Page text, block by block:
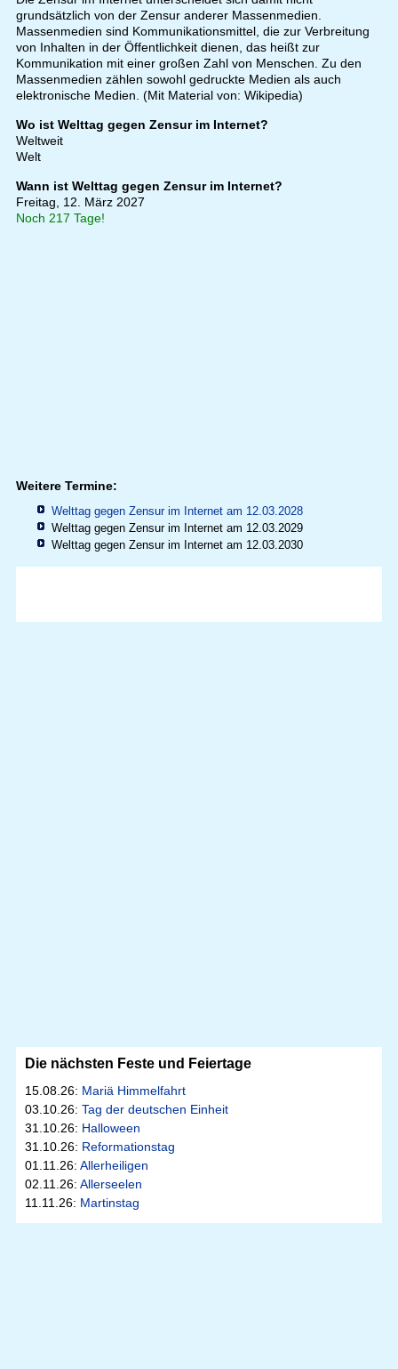
grundsätzlich von der Zensur anderer Massenmedien.
Massenmedien sind Kommunikationsmittel, die zur Verbreitung
von Inhalten in der Öffentlichkeit dienen, das heißt zur
Kommunikation mit einer großen Zahl von Menschen. Zu den
Massenmedien zählen sowohl gedruckte Medien als auch
elektronische Medien. (Mit Material von: Wikipedia)
Wo ist Welttag gegen Zensur im Internet?
Weltweit
Welt
Wann ist Welttag gegen Zensur im Internet?
Freitag, 12. März 2027
Noch 217 Tage!
Weitere Termine:
Welttag gegen Zensur im Internet am 12.03.2028
Welttag gegen Zensur im Internet am 12.03.2029
Welttag gegen Zensur im Internet am 12.03.2030
Die nächsten Feste und Feiertage
15.08.26: Mariä Himmelfahrt
03.10.26: Tag der deutschen Einheit
31.10.26: Halloween
31.10.26: Reformationstag
01.11.26: Allerheiligen
02.11.26: Allerseelen
11.11.26: Martinstag